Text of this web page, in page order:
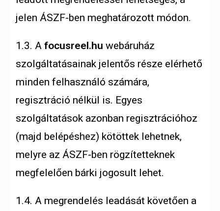
jelen ÁSZF-ben meghatározott módon.
1.3. Afocusreel.hu webáruház
szolgáltatásainak jelentős része elérhető
minden felhasználó számára,
regisztráció nélkül is. Egyes
szolgáltatások azonban regisztrációhoz
(majd belépéshez) kötöttek lehetnek,
melyre az ÁSZF-ben rögzítetteknek
megfelelően bárki jogosult lehet.
1.4. A megrendelés leadását követően a